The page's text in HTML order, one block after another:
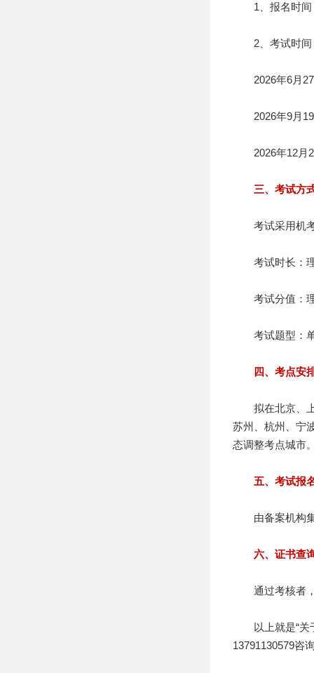
1、报名时间
2、考试时间
2026年6月27
2026年9月19
2026年12月
三、考试方
考试采用机考
考试时长：理
考试分值：理
考试题型：单
四、考点安
拟在北京、上
苏州、杭州、宁
态调整考点城市
五、考试报
由备案机构集
六、证书查
通过考核者，
以上就是“关于
13791130579咨